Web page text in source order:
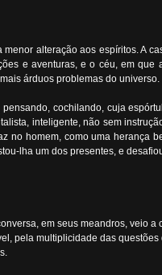
alteração aos espíritos. A
e aventuras, e o céu, em que
árduos problemas do universo.
cochilando, cuja
inteligente, não sem
no homem, como uma herança
lha um dos presentes, e
em seus meandros, veio
pela multiplicidade das